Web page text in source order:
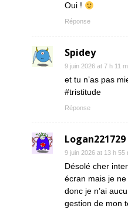
Oui !
Réponse
Spidey
9 juin 2026 at 7 h 11
et tu n’as pas
#tristitude
Réponse
Logan221729
9 juin 2026 at 13 h 55
Désolé cher
écran mais je
donc je n’ai
gestion de mon